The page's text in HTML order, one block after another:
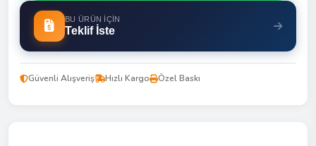
BU ÜRÜN İÇIN
Teklif İste
Güvenli Alışveriş Hızlı Kargo Özel Baskı